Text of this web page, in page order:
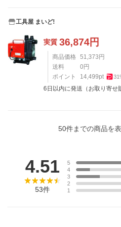
工具屋 まいど!
実質 36,874円
商品価格 51,373 円
送料
0 円
ポイント
14,499pt 31
6日以内に発送（お取り寄せ
50件までの商品を
4.51
53件
5
4
3
2
1